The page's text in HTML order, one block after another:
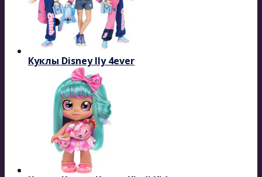
Куклы Disney Ily 4ever